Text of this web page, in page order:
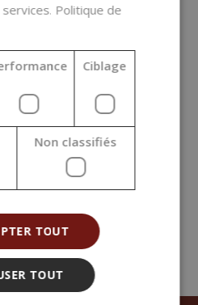
plantes avec Roman Pavela,
et vitalité
Politique de
Ciblage
Non classifiés
TOUT
TOUT